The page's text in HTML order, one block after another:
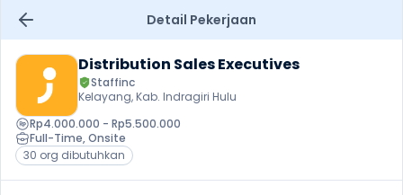
Detail Pekerjaan
Distribution Sales Executives
Staffinc
Kelayang, Kab. Indragiri Hulu
Rp4.000.000 - Rp5.500.000
Full-Time, Onsite
30 org dibutuhkan